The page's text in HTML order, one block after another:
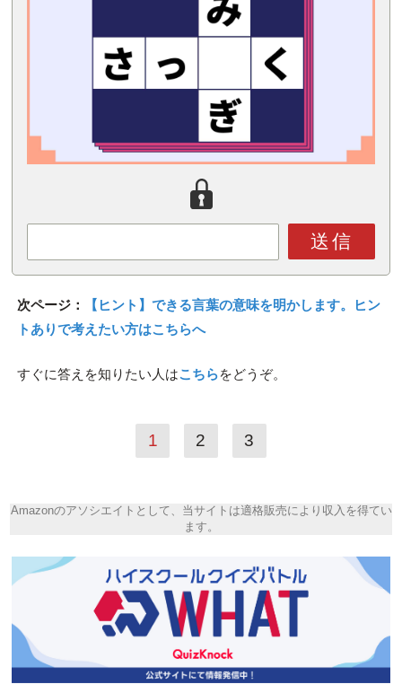
送信
次ページ：
【ヒント】できる言葉の意味を明かします。ヒン
トありで考えたい方はこちらへ
すぐに答えを知りたい人はこちらをどうぞ。
1 2 3
Amazonのアソシエイトとして、当サイトは適格販売により収入を得てい
ます。